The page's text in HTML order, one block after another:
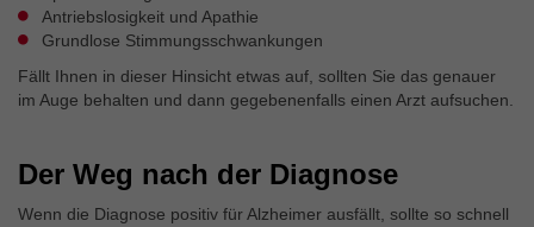
Antriebslosigkeit und Apathie
Grundlose Stimmungsschwankungen
Fällt Ihnen in dieser Hinsicht etwas auf, sollten Sie das genauer
im Auge behalten und dann gegebenenfalls einen Arzt aufsuchen.
Der Weg nach der Diagnose
Wenn die Diagnose positiv für Alzheimer ausfällt, sollte so schnell
Externe Inhalte
Wir verwenden auf unserer Website externe Inhalte, um